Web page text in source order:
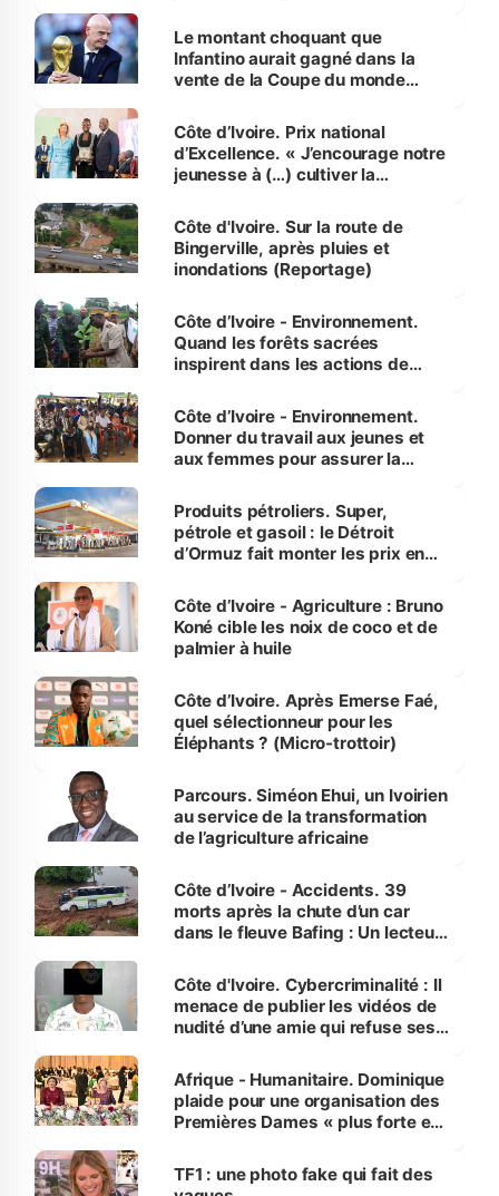
Le montant choquant que
Infantino aurait gagné dans la
vente de la Coupe du monde
Côte d’Ivoire. Prix national
d’Excellence. « J’encourage notre
jeunesse à (…) cultiver la
(Alassane Ouattara
Côte d'Ivoire. Sur la route de
Bingerville, après pluies et
inondations (Reportage)
Côte d’Ivoire - Environnement.
Quand les forêts sacrées
inspirent dans les actions de
Côte d’Ivoire - Environnement.
Donner du travail aux jeunes et
aux femmes pour assurer la
menacées
Produits pétroliers. Super,
pétrole et gasoil : le Détroit
d’Ormuz fait monter les prix en
Côte d’Ivoire - Agriculture : Bruno
Koné cible les noix de coco et de
palmier à huile
Côte d’Ivoire. Après Emerse Faé,
quel sélectionneur pour les
Éléphants ? (Micro-trottoir)
Parcours. Siméon Ehui, un Ivoirien
au service de la transformation
de l’agriculture africaine
Côte d’Ivoire - Accidents. 39
morts après la chute d’un car
dans le fleuve Bafing : Un lecteur
des Transports
Côte d'Ivoire. Cybercriminalité : Il
menace de publier les vidéos de
nudité d’une amie qui refuse ses
Afrique - Humanitaire. Dominique
plaide pour une organisation des
Premières Dames « plus forte et
sur la scène internationale »
TF1 : une photo fake qui fait des